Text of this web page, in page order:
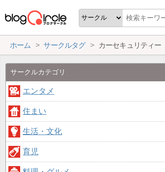
ホーム サークルタグ カーセキュリティー
サークルカテゴリ
エンタメ
住まい
生活・文化
育児